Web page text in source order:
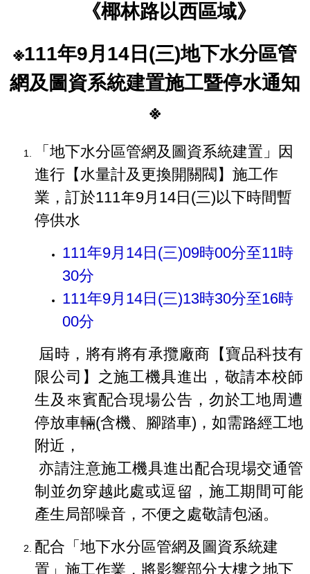
《椰林路以西區域》
※111年9月14日(三)地下水分區管
網及圖資系統建置施工暨停水通知
※
「地下水分區管網及圖資系統建置」因
進行【水量計及更換開關閥】施工作
業，訂於111年9月14日(三)以下時間暫
停供水
111年9月14日(三)09時00分至11時
30分
​111年9月14日(三)13時30分至16時
00分
屆時，將有將有承攬廠商【寶品科技有
限公司】之施工機具進出，敬請本校師
生及來賓配合現場公告，勿於工地周遭
停放車輛(含機、腳踏車)，如需路經工地
附近，
亦請注意施工機具進出配合現場交通管
制並勿穿越此處或逗留，施工期間可能
產生局部噪音，不便之處敬請包涵。
配合「地下水分區管網及圖資系統建
置」施工作業，將影響部分大樓之地下